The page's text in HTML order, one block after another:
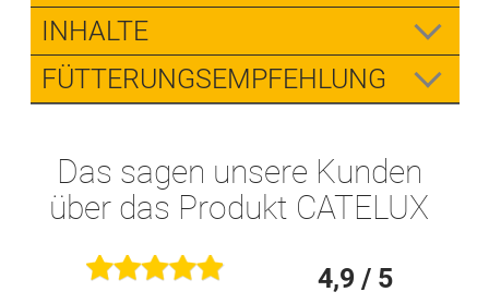
INHALTE
FÜTTERUNGSEMPFEHLUNG
Das sagen unsere Kunden
über das Produkt CATELUX
4,9 / 5